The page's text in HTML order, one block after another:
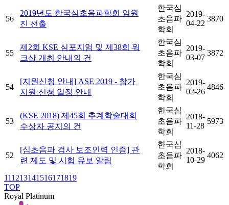
56
2019년도 한국심초음파학회 임원
진 선출
한국심
초음파
학회
2019-
04-22
3870
55
제2회 KSE 심포지엄 및 제38회 워
크샵 개최 안내의 건
한국심
초음파
학회
2019-
03-07
3872
54
[지원신청 안내] ASE 2019 - 참가
지원 신청 일정 안내
한국심
초음파
학회
2019-
02-26
4846
53
(KSE 2018) 제45회 추계학술대회
수상자 공지의 건
한국심
초음파
학회
2018-
11-28
5973
52
[심초음파 검사 보조인력 인증] 관
련 제도 및 시험 유보 알림
한국심
초음파
학회
2018-
10-29
4062
111213141516171819
TOP
Royal Platinum